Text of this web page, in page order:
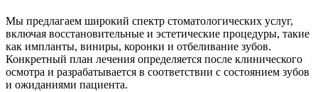
Мы предлагаем широкий спектр стоматологических услуг,
включая восстановительные и эстетические процедуры, такие
как импланты, виниры, коронки и отбеливание зубов.
Конкретный план лечения определяется после клинического
осмотра и разрабатывается в соответствии с состоянием зубов
и ожиданиями пациента.